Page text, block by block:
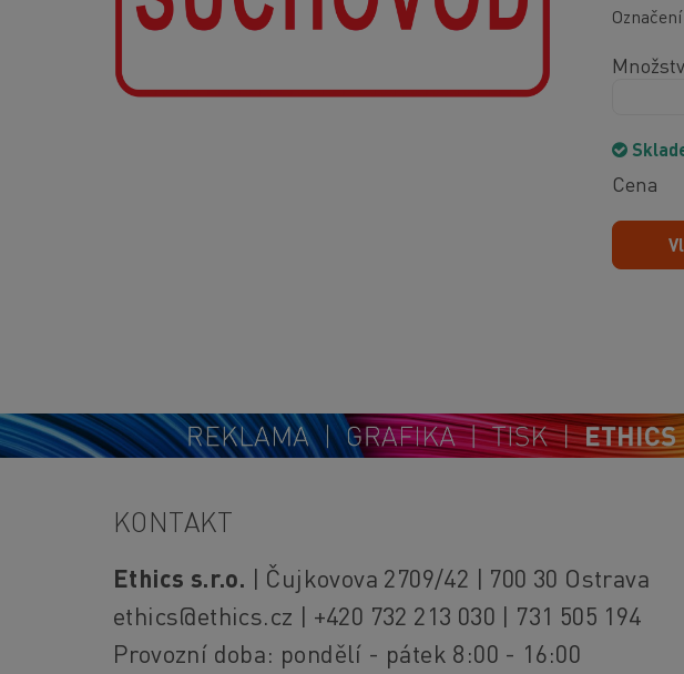
Cena
KONTAKT
Ethics s.r.o. | Čujkovova 2709/42 | 700 30 Ostrava
ethics@ethics.cz | +420 732 213 030 | 731 505 194
Provozní doba: pondělí - pátek 8:00 - 16:00